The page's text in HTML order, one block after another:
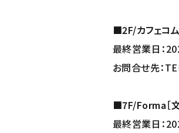
■2F/カフェコム
最終営業日：
お問合せ先：
■7F/Forma［文
最終営業日：